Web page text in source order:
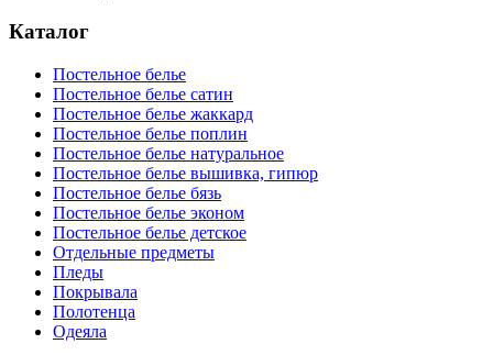
Каталог
Постельное белье
Постельное белье сатин
Постельное белье жаккард
Постельное белье поплин
Постельное белье натуральное
Постельное белье вышивка, гипюр
Постельное белье бязь
Постельное белье эконом
Постельное белье детское
Отдельные предметы
Пледы
Покрывала
Полотенца
Одеяла